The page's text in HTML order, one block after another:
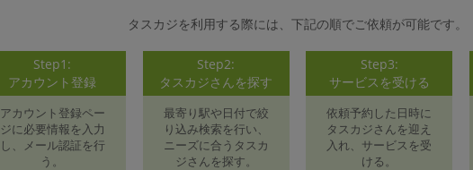
タスカジを利用する際には、下記の順でご依頼が可能です。
Step1:
アカウント登録
アカウント登録ペー
ジに必要情報を入力
し、メール認証を行
う。
Step2:
タスカジさんを探す
最寄り駅や日付で絞
り込み検索を行い、
ニーズに合うタスカ
ジさんを探す。
Step3:
サービスを受ける
依頼予約した日時に
タスカジさんを迎え
入れ、サービスを受
ける。